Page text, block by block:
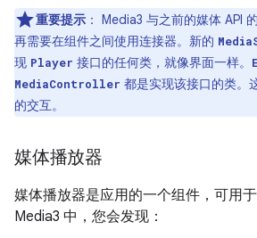
重要提示 ： Media3 与之前的媒体 API
再需要在组件之间使用连接器。新的
现 Player 接口的任何类，就像界面一样。
MediaController 都是实现该接口的类。
的交互。
媒体播放器
媒体播放器是应用的一个组件，可用
Media3 中，您会发现：